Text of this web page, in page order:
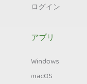
ログイン
アプリ
Windows
macOS